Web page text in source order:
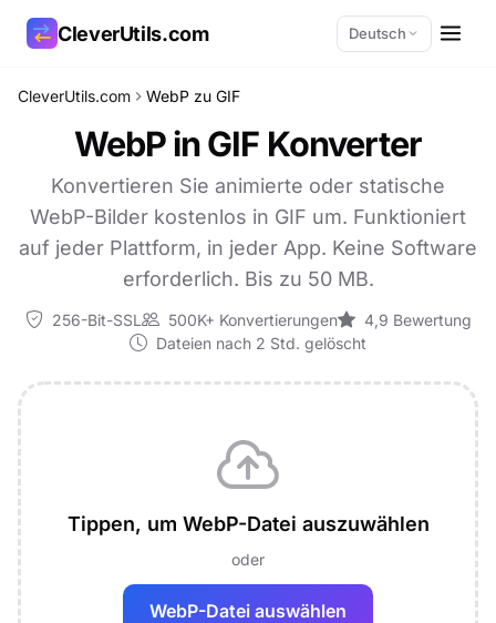
CleverUtils.com Deutsch
CleverUtils.com WebP zu GIF
WebP in GIF Konverter
Konvertieren Sie animierte oder statische
WebP-Bilder kostenlos in GIF um. Funktioniert
auf jeder Plattform, in jeder App. Keine Software
erforderlich. Bis zu 50 MB.
256-Bit-SSL 500K+ Konvertierungen
4,9 Bewertung
Dateien nach 2 Std. gelöscht
Tippen, um WebP-Datei auszuwählen
oder
WebP-Datei auswählen
Link kopieren